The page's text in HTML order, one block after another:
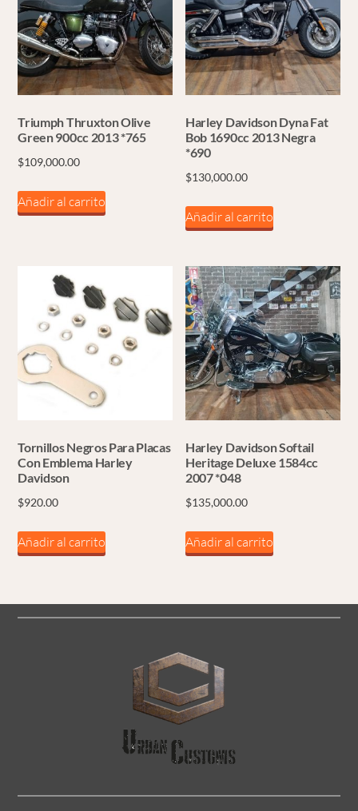
Triumph Thruxton Olive
Green 900cc 2013 *765
$109,000.00
Añadir al carrito
Harley Davidson Dyna Fat
Bob 1690cc 2013 Negra
*690
$130,000.00
Añadir al carrito
Tornillos Negros Para Placas
Con Emblema Harley
Davidson
$920.00
Añadir al carrito
Harley Davidson Softail
Heritage Deluxe 1584cc
2007 *048
$135,000.00
Añadir al carrito